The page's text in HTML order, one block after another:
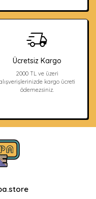
Ücretsiz Kargo
2000 TL ve üzeri
kargo ücreti
ödemezsiniz.